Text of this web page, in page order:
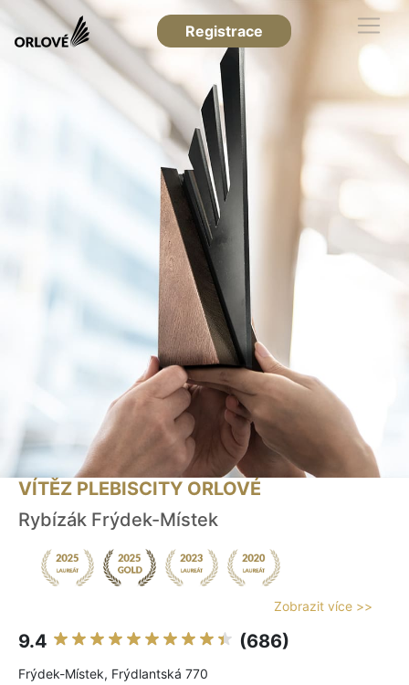
Registrace
VÍTĚZ PLEBISCITY ORLOVÉ
Rybízák Frýdek-Místek
Zobrazit více >>
9.4 (686)
Frýdek-Místek, Frýdlantská 770